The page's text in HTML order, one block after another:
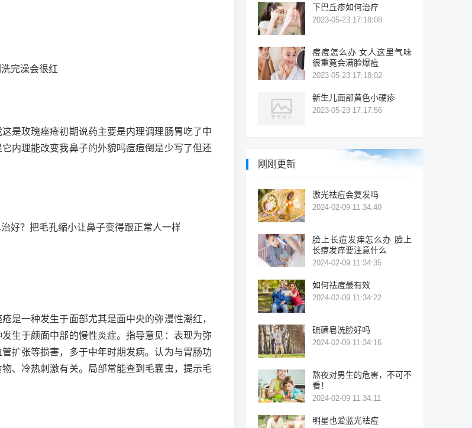
完澡会很红
是玫瑰痤疮初期说药主要是内理调理肠胃吃了中
内理能改变我鼻子的外貌吗痘痘倒是少写了但还
好？把毛孔缩小让鼻子变得跟正常人一样
是一种发生于面部尤其是面中央的弥漫性潮红，
生于颜面中部的慢性炎症。指导意见：表现为弥
扩张等损害，多于中年时期发病。认为与胃肠功
、冷热刺激有关。局部常能查到毛囊虫，提示毛
下巴丘疹如何治疗
2023-05-23 17:18:08
痘痘怎么办 女人这里气味
很重竟会满脸爆痘
2023-05-23 17:18:02
新生儿面部黄色小硬疹
2023-05-23 17:17:56
刚刚更新
激光祛痘会复发吗
2024-02-09 11:34:40
脸上长痘发痒怎么办 脸上
长痘发痒要注意什么
2024-02-09 11:34:35
如何祛痘最有效
2024-02-09 11:34:22
硫磺皂洗脸好吗
2024-02-09 11:34:16
熬夜对男生的危害，不可不
看！
2024-02-09 11:34:11
明星也爱蓝光祛痘